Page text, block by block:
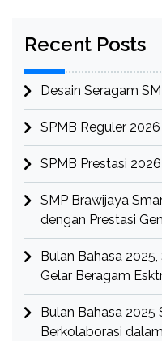
Recent Posts
Desain Seragam
SPMB Reguler 2026
SPMB Prestasi 2026
SMP Brawijaya
dengan Prestasi
Bulan Bahasa
Gelar Beragam
Bulan Bahasa 2025
Berkolaborasi